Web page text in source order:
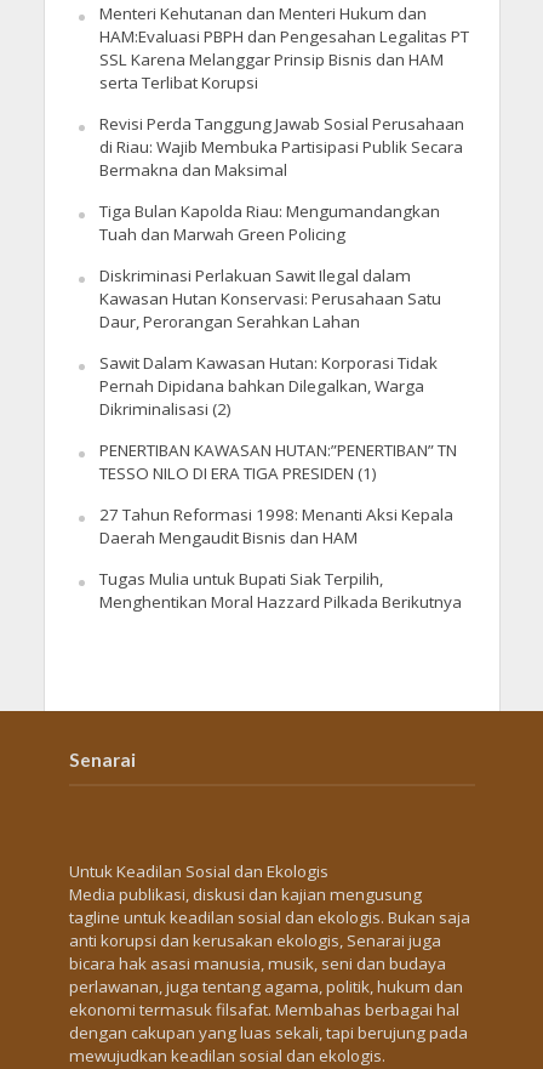
Menteri Kehutanan dan Menteri Hukum dan
HAM:Evaluasi PBPH dan Pengesahan Legalitas PT
SSL Karena Melanggar Prinsip Bisnis dan HAM
serta Terlibat Korupsi
Revisi Perda Tanggung Jawab Sosial Perusahaan
di Riau: Wajib Membuka Partisipasi Publik Secara
Bermakna dan Maksimal
Tiga Bulan Kapolda Riau: Mengumandangkan
Tuah dan Marwah Green Policing
Diskriminasi Perlakuan Sawit Ilegal dalam
Kawasan Hutan Konservasi: Perusahaan Satu
Daur, Perorangan Serahkan Lahan
Sawit Dalam Kawasan Hutan: Korporasi Tidak
Pernah Dipidana bahkan Dilegalkan, Warga
Dikriminalisasi (2)
PENERTIBAN KAWASAN HUTAN:”PENERTIBAN” TN
TESSO NILO DI ERA TIGA PRESIDEN (1)
27 Tahun Reformasi 1998: Menanti Aksi Kepala
Daerah Mengaudit Bisnis dan HAM
Tugas Mulia untuk Bupati Siak Terpilih,
Menghentikan Moral Hazzard Pilkada Berikutnya
Senarai
Untuk Keadilan Sosial dan Ekologis
Media publikasi, diskusi dan kajian mengusung
tagline untuk keadilan sosial dan ekologis. Bukan saja
anti korupsi dan kerusakan ekologis, Senarai juga
bicara hak asasi manusia, musik, seni dan budaya
perlawanan, juga tentang agama, politik, hukum dan
ekonomi termasuk filsafat. Membahas berbagai hal
dengan cakupan yang luas sekali, tapi berujung pada
mewujudkan keadilan sosial dan ekologis.